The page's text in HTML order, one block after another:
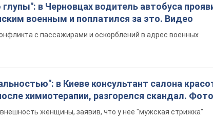
в Черновцах водитель автобуса
военным и поплатился за это. Видео
с пассажирами и оскорблений в адрес военных
в Киеве консультант салона
химиотерапии, разгорелся скандал. Фото
женщины, заявив, что у нее "мужская стрижка"